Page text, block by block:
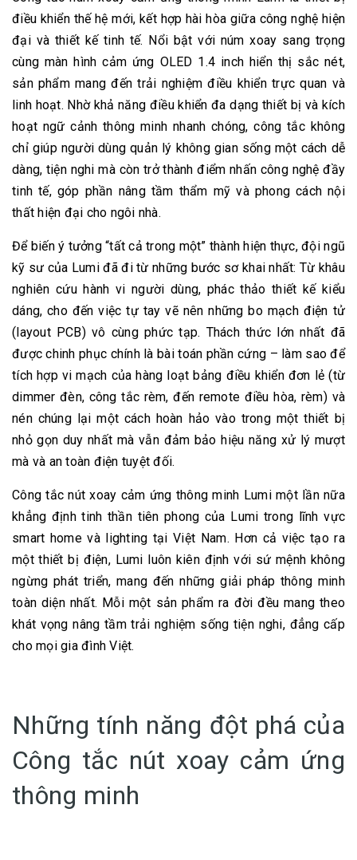
điều khiển thế hệ mới, kết hợp hài hòa giữa công nghệ hiện
đại và thiết kế tinh tế. Nổi bật với núm xoay sang trọng
cùng màn hình cảm ứng OLED 1.4 inch hiển thị sắc nét,
sản phẩm mang đến trải nghiệm điều khiển trực quan và
linh hoạt. Nhờ khả năng điều khiển đa dạng thiết bị và kích
hoạt ngữ cảnh thông minh nhanh chóng, công tắc không
chỉ giúp người dùng quản lý không gian sống một cách dễ
dàng, tiện nghi mà còn trở thành điểm nhấn công nghệ đầy
tinh tế, góp phần nâng tầm thẩm mỹ và phong cách nội
thất hiện đại cho ngôi nhà.
Để biến ý tưởng “tất cả trong một” thành hiện thực, đội ngũ
kỹ sư của Lumi đã đi từ những bước sơ khai nhất: Từ khâu
nghiên cứu hành vi người dùng, phác thảo thiết kế kiểu
dáng, cho đến việc tự tay vẽ nên những bo mạch điện tử
(layout PCB) vô cùng phức tạp. Thách thức lớn nhất đã
được chinh phục chính là bài toán phần cứng – làm sao để
tích hợp vi mạch của hàng loạt bảng điều khiển đơn lẻ (từ
dimmer đèn, công tắc rèm, đến remote điều hòa, rèm) và
nén chúng lại một cách hoàn hảo vào trong một thiết bị
nhỏ gọn duy nhất mà vẫn đảm bảo hiệu năng xử lý mượt
mà và an toàn điện tuyệt đối.
Công tắc nút xoay cảm ứng thông minh Lumi một lần nữa
khẳng định tinh thần tiên phong của Lumi trong lĩnh vực
smart home và lighting tại Việt Nam. Hơn cả việc tạo ra
một thiết bị điện, Lumi luôn kiên định với sứ mệnh không
ngừng phát triển, mang đến những giải pháp thông minh
toàn diện nhất. Mỗi một sản phẩm ra đời đều mang theo
khát vọng nâng tầm trải nghiệm sống tiện nghi, đẳng cấp
cho mọi gia đình Việt.
Những tính năng đột phá của
Công tắc nút xoay cảm ứng
thông minh